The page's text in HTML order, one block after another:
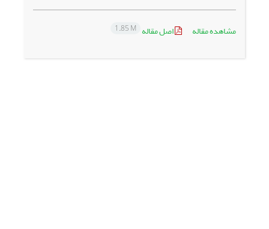
مشاهده مقاله اصل مقاله 1.85 M